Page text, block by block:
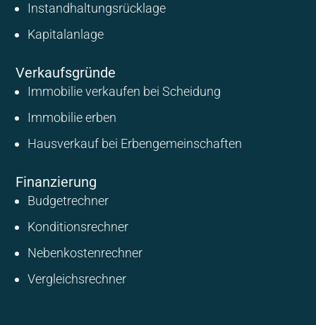
Instandhaltungsrücklage
Kapitalanlage
Verkaufsgründe
Immobilie verkaufen bei Scheidung
Immobilie erben
Hausverkauf bei Erbengemeinschaften
Finanzierung
Budgetrechner
Konditionsrechner
Nebenkostenrechner
Vergleichsrechner